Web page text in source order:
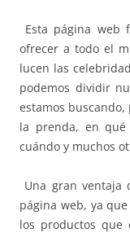
Esta página web
ofrecer a todo el
lucen las
podemos dividir
estamos
la prenda, en
cuándo y muchos
Una gran ventaja
página web, ya
los productos que